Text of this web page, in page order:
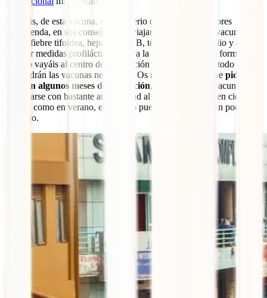
Además, de esta vacuna, el Ministerio de Asuntos Exteriores
recomienda, en sus consejos para viajar a Uganda, estar vacunado
contra fiebre tifoidea, hepatitis A y B, tétanos-difteria, polio y cólera,
y tomar medidas profilácticas contra la malaria. De todas formas,
cuando vayáis al centro de vacunación os informarán de todo ello y
os pondrán las vacunas necesarias. Os recomendamos que pidáis
cita con algunos meses de antelación, ya que algunas vacunas han
de tomarse con bastante anterioridad al inicio del viaje y en ciertas
fechas, como en verano, el servicio puede llegar a estar un poco
saturado.